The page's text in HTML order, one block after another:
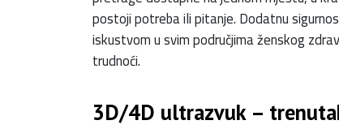
postoji potreba ili pitanje. Dodatnu
iskustvom u svim područjima ženskog
trudnoći.
3D/4D ultrazvuk –